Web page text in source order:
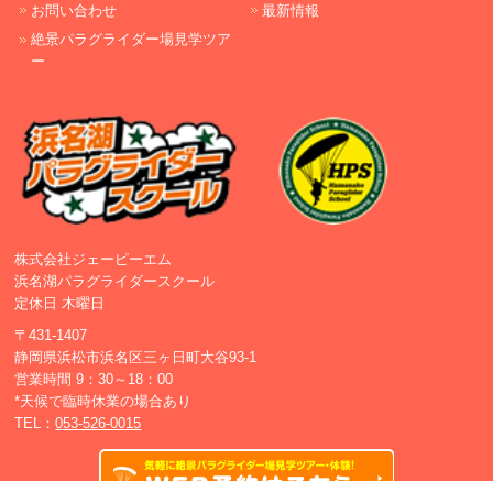
お問い合わせ
絶景パラグライダー場見学ツア
ー
最新情報
株式会社ジェーピーエム
浜名湖パラグライダースクール
定休日 木曜日
〒431-1407
静岡県浜松市浜名区三ヶ日町大谷93-1
営業時間 9：30～18：00
*天候で臨時休業の場合あり
TEL：053-526-0015